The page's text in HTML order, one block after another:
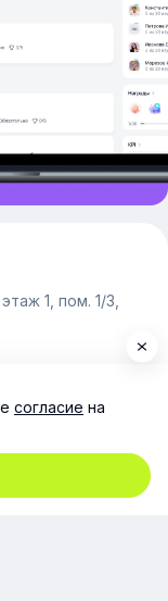
1, пом. 1/3,
согласие на